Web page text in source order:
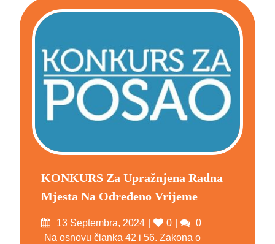
KONKURS Za Upražnjena Radna
Mjesta Na Određeno Vrijeme
Posted
on
13 Septembra, 2024 Likes
0 Comments
0
Na osnovu članka 42 i 56. Zakona o